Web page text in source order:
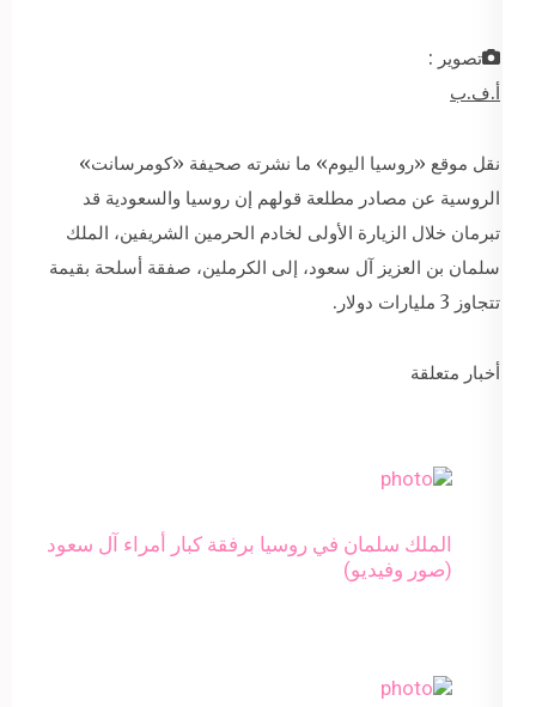
تصوير :
أ.ف.ب
نقل موقع «روسيا اليوم» ما نشرته صحيفة «كومرسانت»
الروسية عن مصادر مطلعة قولهم إن روسيا والسعودية قد
تبرمان خلال الزيارة الأولى لخادم الحرمين الشريفين، الملك
سلمان بن العزيز آل سعود، إلى الكرملين، صفقة أسلحة بقيمة
تتجاوز 3 مليارات دولار.
أخبار متعلقة
الملك سلمان في روسيا برفقة كبار أمراء آل سعود
(صور وفيديو)